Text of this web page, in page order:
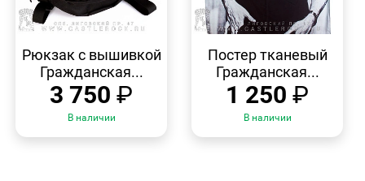
ПРОСМОТР
Рюкзак с вышивкой
Гражданская...
3 750 ₽
В наличии
ПРОСМОТР
Постер тканевый
Гражданская...
1 250 ₽
В наличии